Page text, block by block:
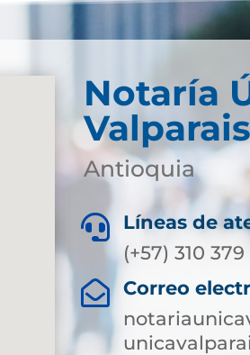
Notaría
Antioquia

Líneas de
(+57) 310

Correo